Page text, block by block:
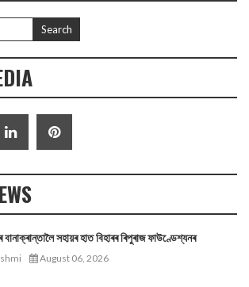
সহায়ৰ হাত বিহাৰৰ ৰিপুৰাজ ফাউণ্ডেশ্যনৰ
August 06, 2026